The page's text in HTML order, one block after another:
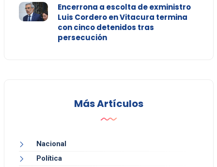
Encerrona a escolta de exministro
Luis Cordero en Vitacura termina
con cinco detenidos tras
persecución
Más Artículos
Nacional
Política